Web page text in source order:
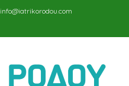
info@iatrikorodou.com